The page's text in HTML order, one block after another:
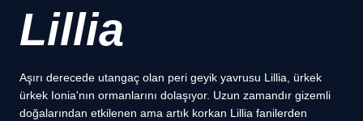
Lillia
Aşırı derecede utangaç olan peri geyik yavrusu Lillia, ürkek
ürkek Ionia'nın ormanlarını dolaşıyor. Uzun zamandır gizemli
doğalarından etkilenen ama artık korkan Lillia fanilerden